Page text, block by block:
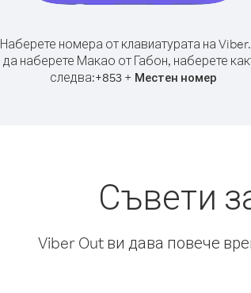
Наберете номера от клавиатурата на Viber.
да наберете Макао от Габон, наберете
следва:+853+ Местен номер
Съвети
Viber Out ви дава повече